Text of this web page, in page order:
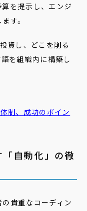
を提示し、エンジ
す。
資し、どこを削る
を組織内に構築し
制、成功のポイン
自動化」の徹
貴重なコーディン